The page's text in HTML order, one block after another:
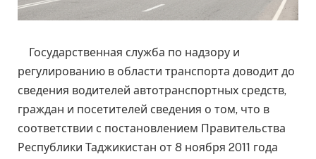
Государственная служба по надзору и
регулированию в области транспорта доводит до
сведения водителей автотранспортных средств,
граждан и посетителей сведения о том, что в
соответствии с постановлением Правительства
Республики Таджикистан от 8 ноября 2011 года